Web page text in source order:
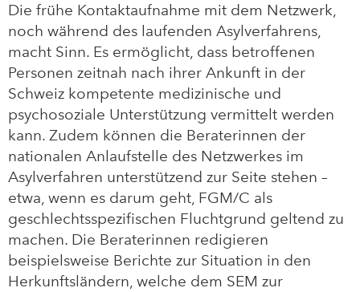
Die frühe Kontaktaufnahme mit dem Netzwerk,
noch während des laufenden Asylverfahrens,
macht Sinn. Es ermöglicht, dass betroffenen
Personen zeitnah nach ihrer Ankunft in der
Schweiz kompetente medizinische und
psychosoziale Unterstützung vermittelt werden
kann. Zudem können die Beraterinnen der
nationalen Anlaufstelle des Netzwerkes im
Asylverfahren unterstützend zur Seite stehen –
etwa, wenn es darum geht, FGM/C als
geschlechtsspezifischen Fluchtgrund geltend zu
machen. Die Beraterinnen redigieren
beispielsweise Berichte zur Situation in den
Herkunftsländern, welche dem SEM zur